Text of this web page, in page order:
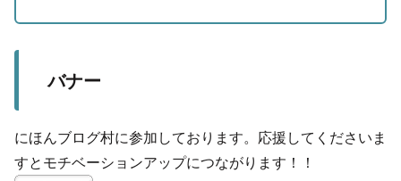
バナー
にほんブログ村に参加しております。応援してくださいま
すとモチベーションアップにつながります！！